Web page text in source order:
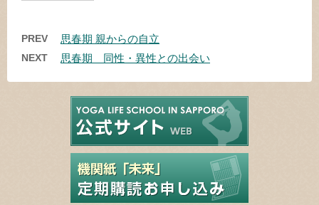
PREV 思春期 親からの自立
NEXT 思春期 同性・異性との出会い